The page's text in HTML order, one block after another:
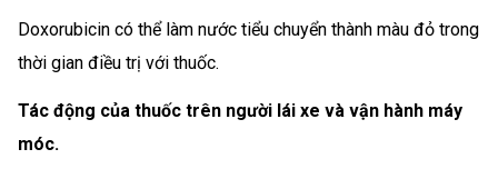
Doxorubicin có thể làm nước tiểu chuyển thành màu đỏ trong
thời gian điều trị với thuốc.
Tác động của thuốc trên người lái xe và vận hành máy
móc.